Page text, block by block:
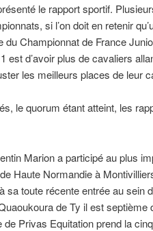
le rapport sportif.
si l’on doit en retenir
Championnat de France
est d’avoir plus de cavaliers
les meilleurs places de leur
le quorum étant atteint, les
Marion a participé au plus
Haute Normandie à
sa toute récente entrée au sein
de Ty il est septième
Privas Equitation prend la